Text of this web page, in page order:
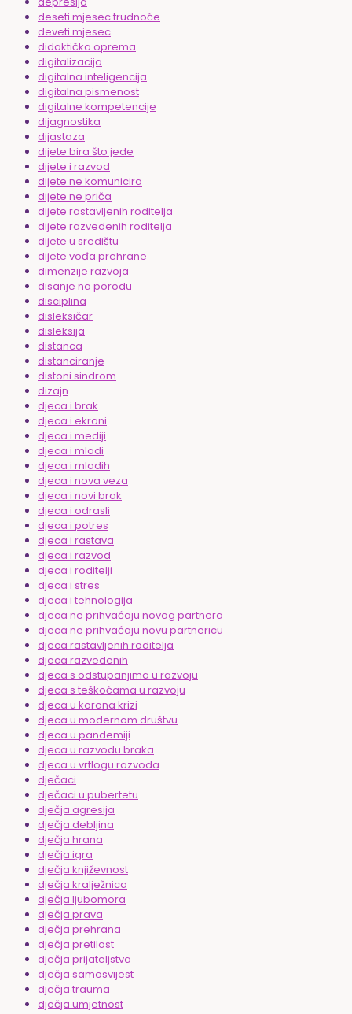
deseti mjesec trudnoće
deveti mjesec
didaktička oprema
digitalizacija
digitalna inteligencija
digitalna pismenost
digitalne kompetencije
dijagnostika
dijastaza
dijete bira što jede
dijete i razvod
dijete ne komunicira
dijete ne priča
dijete rastavljenih roditelja
dijete razvedenih roditelja
dijete u središtu
dijete vođa prehrane
dimenzije razvoja
disanje na porodu
disciplina
disleksičar
disleksija
distanca
distanciranje
distoni sindrom
dizajn
djeca i brak
djeca i ekrani
djeca i mediji
djeca i mladi
djeca i mladih
djeca i nova veza
djeca i novi brak
djeca i odrasli
djeca i potres
djeca i rastava
djeca i razvod
djeca i roditelji
djeca i stres
djeca i tehnologija
djeca ne prihvaćaju novog partnera
djeca ne prihvaćaju novu partnericu
djeca rastavljenih roditelja
djeca razvedenih
djeca s odstupanjima u razvoju
djeca s teškoćama u razvoju
djeca u korona krizi
djeca u modernom društvu
djeca u pandemiji
djeca u razvodu braka
djeca u vrtlogu razvoda
dječaci
dječaci u pubertetu
dječja agresija
dječja debljina
dječja hrana
dječja igra
dječja književnost
dječja kralježnica
dječja ljubomora
dječja prava
dječja prehrana
dječja pretilost
dječja prijateljstva
dječja samosvijest
dječja trauma
dječja umjetnost